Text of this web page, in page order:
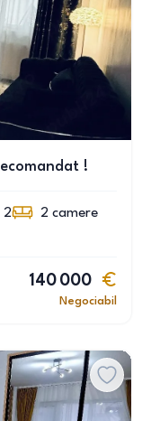
!
2 2 camere
140 000
Negociabil